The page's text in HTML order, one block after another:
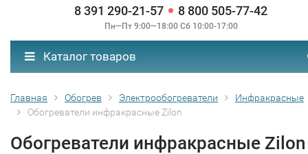
8 391 290-21-57 8 800 505-77-42
Пн—Пт 9:00—18:00 Сб 10:00-17:00
Каталог товаров
Главная Обогрев Электрообогреватели
Инфракрасные
Обогреватели инфракрасные Zilon
Обогреватели инфракрасные Zilon